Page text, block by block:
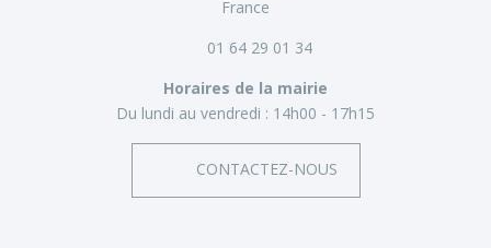
France
01 64 29 01 34
Horaires de la mairie
Du lundi au vendredi : 14h00 - 17h15
CONTACTEZ-NOUS